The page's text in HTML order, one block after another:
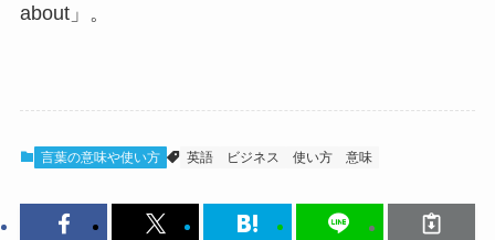
about」。
言葉の意味や使い方 英語 ビジネス 使い方 意味